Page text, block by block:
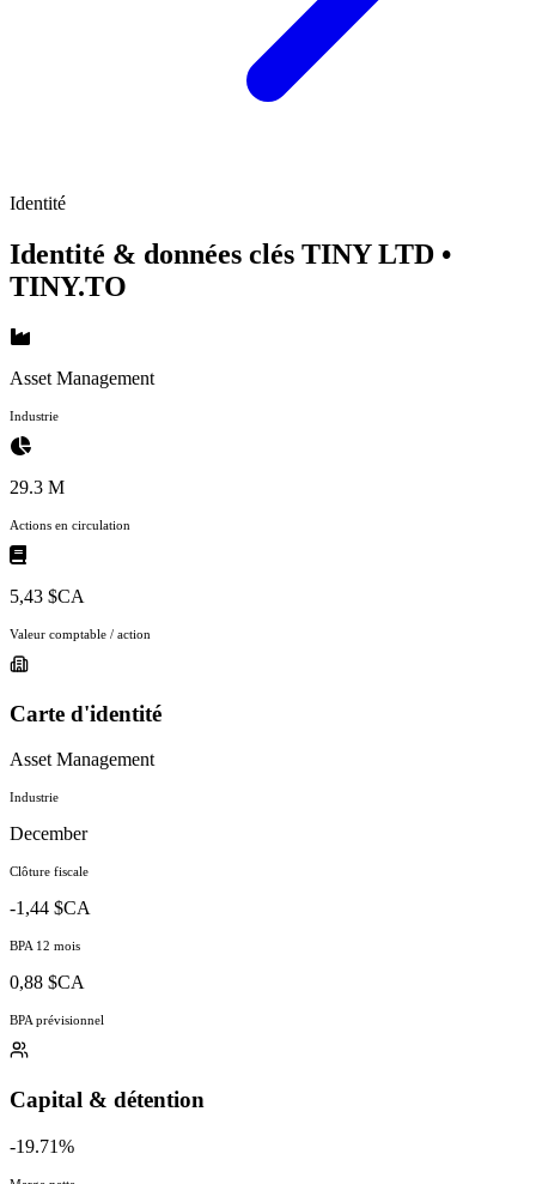
Identité
Identité & données clés TINY LTD •
TINY.TO
Asset Management
Industrie
29.3 M
Actions en circulation
5,43 $CA
Valeur comptable / action
Carte d'identité
Asset Management
Industrie
December
Clôture fiscale
-1,44 $CA
BPA 12 mois
0,88 $CA
BPA prévisionnel
Capital & détention
-19.71%